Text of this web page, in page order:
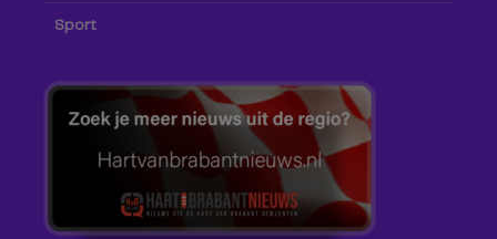
Sport